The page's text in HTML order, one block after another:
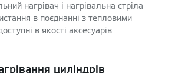
нагрівач і нагрівальна стріла
в поєднанні з тепловими
в якості аксесуарів
циліндрів